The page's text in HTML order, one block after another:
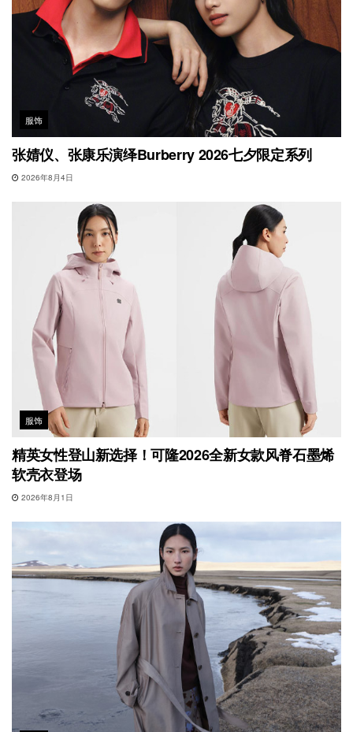
服饰
张婧仪、张康乐演绎Burberry 2026七夕限定系列
2026年8月4日
服饰
精英女性登山新选择！可隆2026全新女款风脊石墨烯
软壳衣登场
2026年8月1日